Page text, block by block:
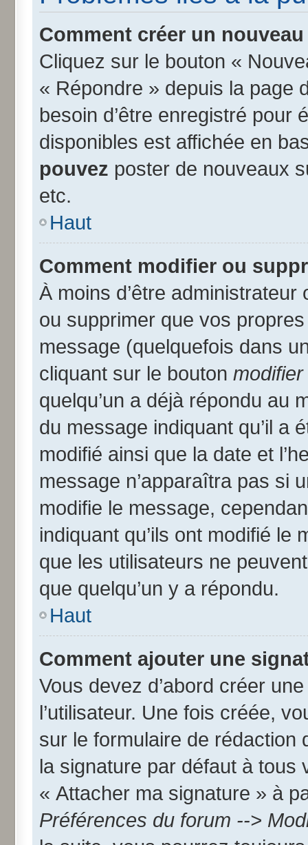
Comment créer un
Cliquez sur le bouton «
« Répondre » depuis la page
besoin d’être enregistré pour
disponibles est affichée en
pouvez poster de nouveaux
etc.
Haut
Comment modifier ou
À moins d’être
ou supprimer que vos
message (quelquefois dans
cliquant sur le bouton modifier
quelqu’un a déjà répondu au
du message indiquant qu’il a
modifié ainsi que la date et
message n’apparaîtra pas si
modifie le message,
indiquant qu’ils ont modifié le
que les utilisateurs ne
que quelqu’un y a répondu.
Haut
Comment ajouter une
Vous devez d’abord créer
l’utilisateur. Une fois créée,
sur le formulaire de rédaction
la signature par défaut à tous
« Attacher ma signature » à
Préférences du forum -->